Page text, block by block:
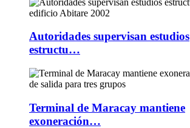
Autoridades supervisan estudios
estructu…
Terminal de Maracay mantiene
exoneración…